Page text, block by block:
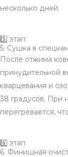
несколько дней.
5️⃣ этап
5. Сушка в
После отжима
принудительной
кварцевания и
38 градусов. При
перегревается,
6️⃣ этап
6. Финишная